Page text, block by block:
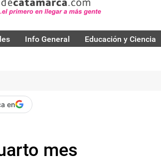
Info General Educación y Ciencia
en
mes